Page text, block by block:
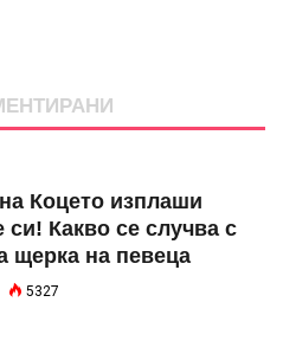
Коцето изплаши
си! Какво се случва с
щерка на певеца
5327